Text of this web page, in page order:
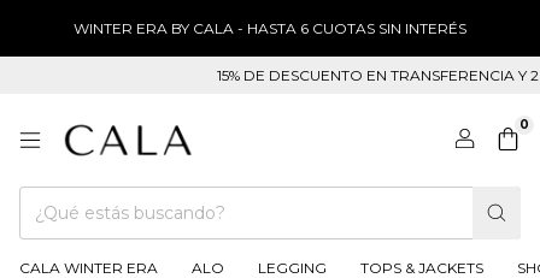
WINTER ERA BY CALA - HASTA 6 CUOTAS SIN INTERÉS
15% DE DESCUENTO EN TRANSFERENCIA Y 20
0
CALA WINTER ERA ALO LEGGING TOPS & JACKETS